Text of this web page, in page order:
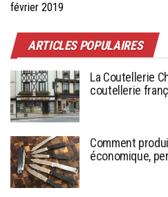
février 2019
ARTICLES POPULAIRES
La Coutellerie
coutellerie
Comment
économique,